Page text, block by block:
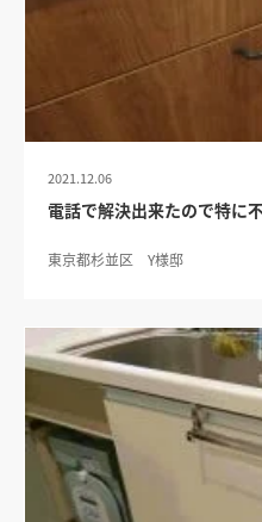
2021.12.06
電話で解決出来たので特に
東京都杉並区 Y様邸